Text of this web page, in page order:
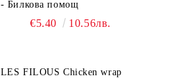
- Билкова помощ
€5.40 10.56лв.
LES FILOUS Chicken wrap